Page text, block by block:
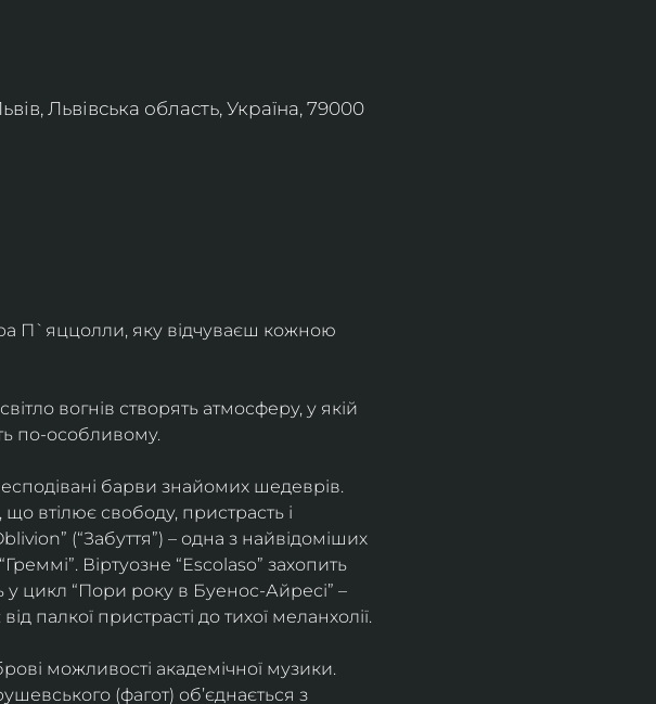
Львівська область, Україна, 79000
П`яццолли, яку відчуваєш кожною
вогнів створять атмосферу, у якій
по-особливому.
барви знайомих шедеврів.
втілює свободу, пристрасть і
(“Забуття”) – одна з найвідоміших
Віртуозне “Escolaso” захопить
у цикл “Пори року в Буенос-Айресі” –
палкої пристрасті до тихої меланхолії.
можливості академічної музики.
(фагот) об’єднається з